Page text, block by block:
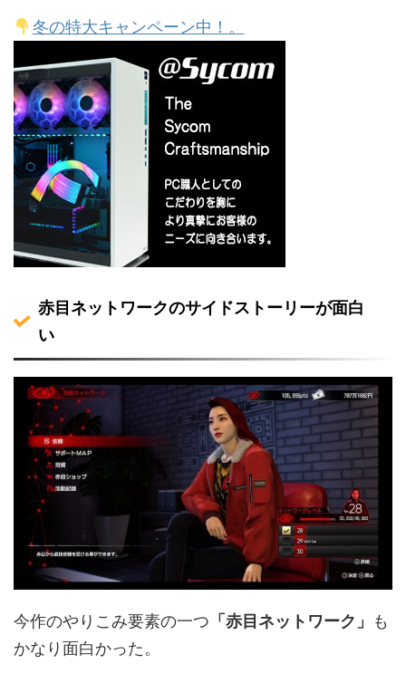
冬の特大キャンペーン中！。
赤目ネットワークのサイドストーリーが面白
い
今作のやりこみ要素の一つ 「赤目ネットワーク」
も
かなり面白かった。